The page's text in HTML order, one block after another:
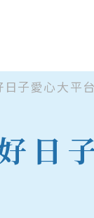
日子愛心大平台
日